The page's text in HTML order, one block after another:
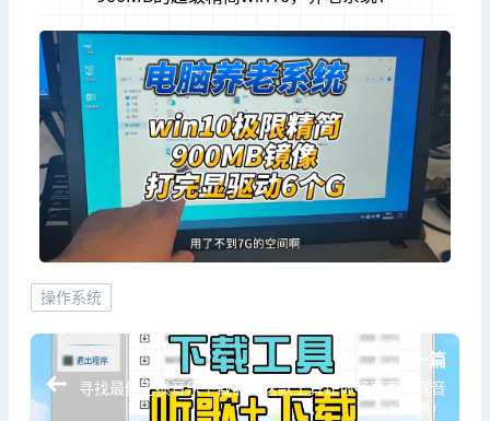
操作系统
上一篇
寻找最佳无损音乐下载器？这款工具让你畅享高保真音
质！